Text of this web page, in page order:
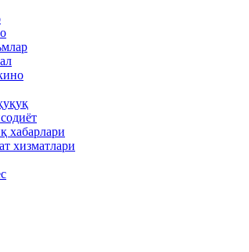
хабарлари
хизматлари